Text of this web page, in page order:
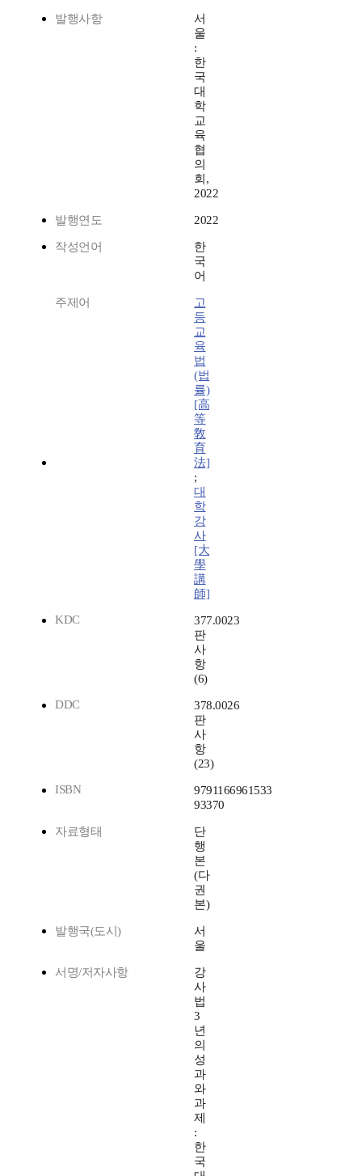
발행사항
서
울
:
한
국
대
학
교
육
협
의
회,
2022
발행연도 2022
작성언어
한
국
어
주제어
고
등
교
육
법
(법
률)
[高
等
敎
育
法]
;
대
학
강
사
[大
學
講
師]
KDC
377.0023
판
사
항
(6)
DDC
378.0026
판
사
항
(23)
ISBN
9791166961533
93370
자료형태
단
행
본
(다
권
본)
발행국(도시)
서
울
서명/저자사항
강
사
법
3
년
의
성
과
와
과
제
:
한
국